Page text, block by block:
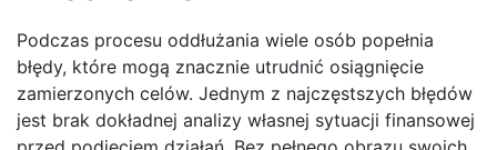
Podczas procesu oddłużania wiele osób popełnia
błędy, które mogą znacznie utrudnić osiągnięcie
zamierzonych celów. Jednym z najczęstszych błędów
jest brak dokładnej analizy własnej sytuacji finansowej